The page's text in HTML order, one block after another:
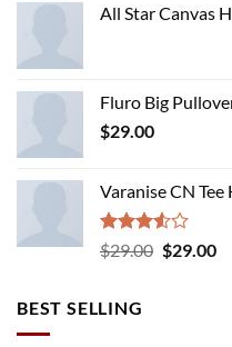
All Star Canvas
Fluro Big
$29.00
Varanise CN
Rated
3.50
$29.00 Original
$29.00
BEST SELLING